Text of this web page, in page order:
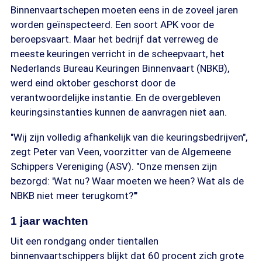
Binnenvaartschepen moeten eens in de zoveel jaren
worden geïnspecteerd. Een soort APK voor de
beroepsvaart. Maar het bedrijf dat verreweg de
meeste keuringen verricht in de scheepvaart, het
Nederlands Bureau Keuringen Binnenvaart (NBKB),
werd eind oktober geschorst door de
verantwoordelijke instantie. En de overgebleven
keuringsinstanties kunnen de aanvragen niet aan.
"Wij zijn volledig afhankelijk van die keuringsbedrijven",
zegt Peter van Veen, voorzitter van de Algemeene
Schippers Vereniging (ASV). "Onze mensen zijn
bezorgd: 'Wat nu? Waar moeten we heen? Wat als de
NBKB niet meer terugkomt?'"
1 jaar wachten
Uit een rondgang onder tientallen
binnenvaartschippers blijkt dat 60 procent zich grote